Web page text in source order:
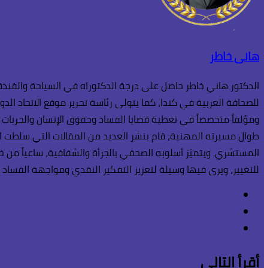
هانى خاطر
الدكتور هاني خاطر حاصل على درجة الدكتوراه في السياحة
للصحافة العربية في كندا، كما يتولى رئاسة تحرير موقع الاتحاد
ومؤلفاً متخصصاً في تغطية قضايا الفساد وحقوق الإنسان والحريات
طوال مسيرته المهنية، قام بنشر العديد من المقالات التي سلطت
المستشري. ويتميّز أسلوبه الصحفي بالجرأة والشفافية، ساعياً
للتغيير، ويرى فيها وسيلة لتعزيز التفكير النقدي ومواجهة
أقرأ التالي